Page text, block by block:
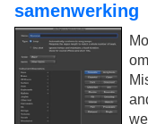
samenwerking